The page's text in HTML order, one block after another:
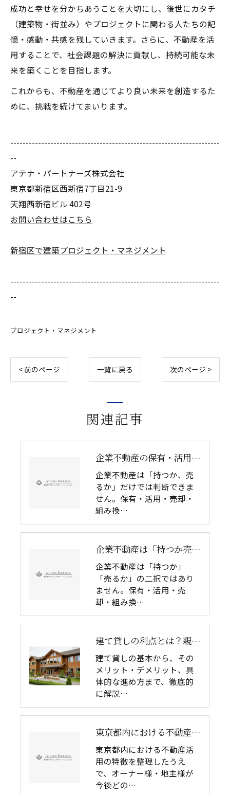
成功と幸せを分かちあうことを大切にし、後世にカタチ
（建築物・街並み）やプロジェクトに関わる人たちの記
憶・感動・共感を残していきます。さらに、不動産を活
用することで、社会課題の解決に貢献し、持続可能な未
来を築くことを目指します。
これからも、不動産を通じてより良い未来を創造するた
めに、挑戦を続けてまいります。
--------------------------------------------------------------------
--
アテナ・パートナーズ株式会社
東京都新宿区西新宿7丁目21-9
天翔西新宿ビル 402号
お問い合わせはこちら
新宿区で建築プロジェクト・マネジメント
--------------------------------------------------------------------
--
プロジェクト・マネジメント
< 前のページ 一覧に戻る 次のページ >
関連記事
企業不動産の保有・活用・売却・組み換えをどう比較するか｜CRE戦略の8つの評価軸
企業不動産は「持つか、売
るか」だけでは判断できま
せん。保有・活用・売却・
組み換…
企業不動産は「持つか売るか」だけではない｜CRE戦略で考える4つの意思決定
企業不動産は「持つか」
「売るか」の二択ではあり
ません。保有・活用・売
却・組み換…
建て貸しの利点とは？親世代のための資産活用法を徹底解説
建て貸しの基本から、その
メリット・デメリット、具
体的な進め方まで、徹底的
に解説…
東京都内における不動産活用の特徴と戦略的アプローチ
東京都内における不動産活
用の特徴を整理したうえ
で、オーナー様・地主様が
今後どの…